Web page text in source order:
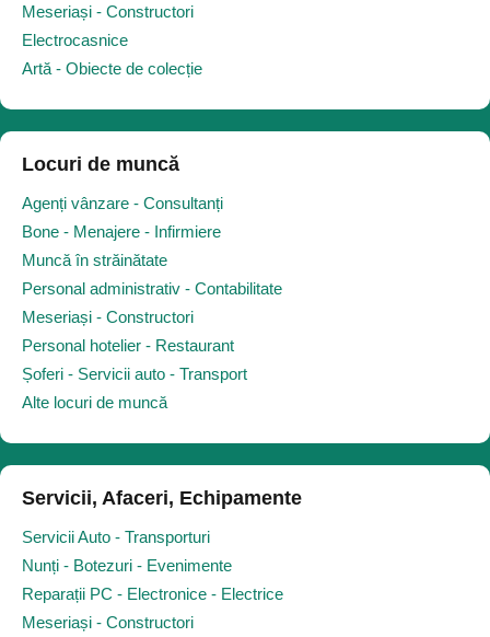
Meseriași - Constructori
Electrocasnice
Artă - Obiecte de colecție
Locuri de muncă
Agenți vânzare - Consultanți
Bone - Menajere - Infirmiere
Muncă în străinătate
Personal administrativ - Contabilitate
Meseriași - Constructori
Personal hotelier - Restaurant
Șoferi - Servicii auto - Transport
Alte locuri de muncă
Servicii, Afaceri, Echipamente
Servicii Auto - Transporturi
Nunți - Botezuri - Evenimente
Reparații PC - Electronice - Electrice
Meseriași - Constructori